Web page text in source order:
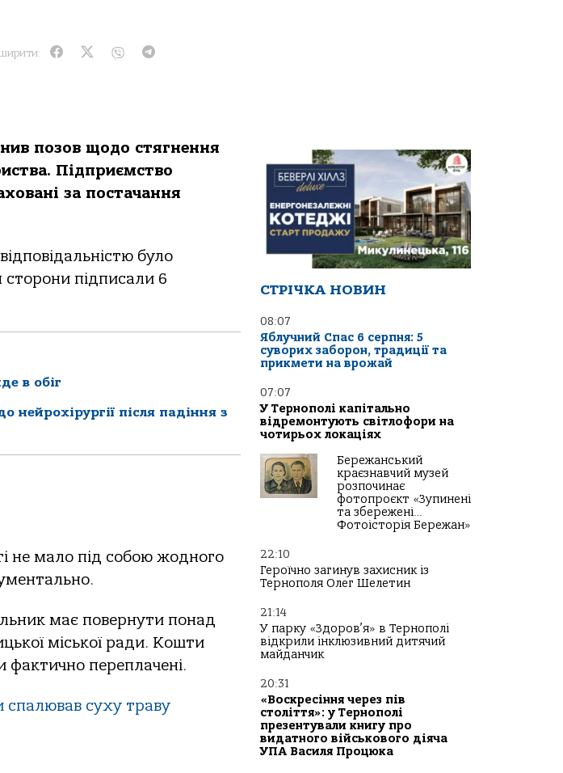
позов щодо стягнення
Підприємство
за постачання
було
сторони підписали 6
в обіг
після падіння з
не мало під собою жодного
має повернути понад
міської ради. Кошти
фактично переплачені.
спалював суху траву
СТРІЧКА НОВИН
08:07
Яблучний Спас 6 серпня: 5
суворих заборон, традиції та
прикмети на врожай
07:07
У Тернополі капітально
відремонтують світлофори на
чотирьох локаціях
Бережанський
краєзнавчий музей
розпочинає
фотопроєкт «Зупинені
та збережені…
Фотоісторія Бережан»
22:10
Героїчно загинув захисник із
Тернополя Олег Шелетин
21:14
У парку «Здоров’я» в Тернополі
відкрили інклюзивний дитячий
майданчик
20:31
«Воскресіння через пів
століття»: у Тернополі
презентували книгу про
видатного військового діяча
УПА Василя Процюка